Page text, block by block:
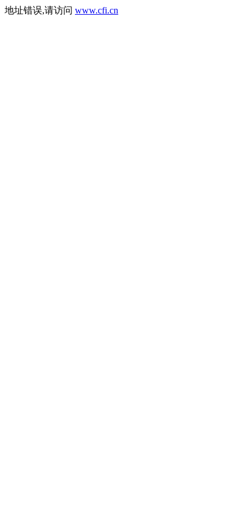
地址错误,请访问 www.cfi.cn